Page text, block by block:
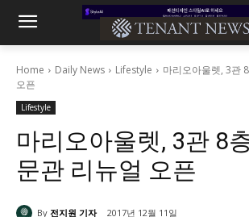
Home Daily News Lifestyle
마리오아울렛, 3관
오픈
Lifestyle
마리오아울렛, 3관 8
문관 리뉴얼 오픈
By 전지원 기자 2017년 12월 11일